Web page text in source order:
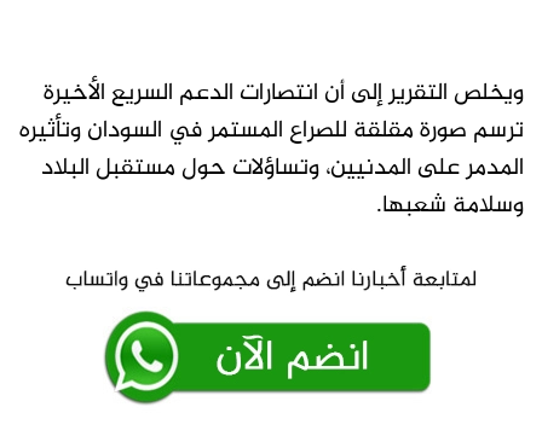
ويخلص التقرير إلى أن انتصارات الدعم السريع الأخيرة
ترسم صورة مقلقة للصراع المستمر في السودان وتأثيره
المدمر على المدنيين، وتساؤلات حول مستقبل البلاد
وسلامة شعبها.